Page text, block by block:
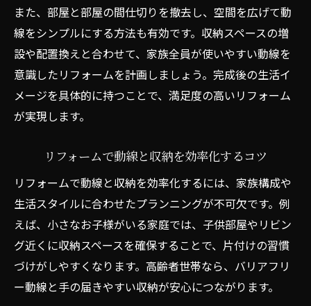
また、部屋と部屋の間仕切りを撤去し、空間を広げて動
線をシンプルにする方法も有効です。収納スペースの増
設や配置換えと合わせて、家族全員が使いやすい動線を
意識したリフォームを計画しましょう。完成後の生活イ
メージを具体的に持つことで、満足度の高いリフォーム
が実現します。
リフォームで動線と収納を効率化するコツ
リフォームで動線と収納を効率化するには、家族構成や
生活スタイルに合わせたプランニングが不可欠です。例
えば、小さなお子様がいる家庭では、子供部屋やリビン
グ近くに収納スペースを確保することで、片付けの習慣
づけがしやすくなります。高齢者世帯なら、バリアフリ
ー動線と手の届きやすい収納が安心につながります。